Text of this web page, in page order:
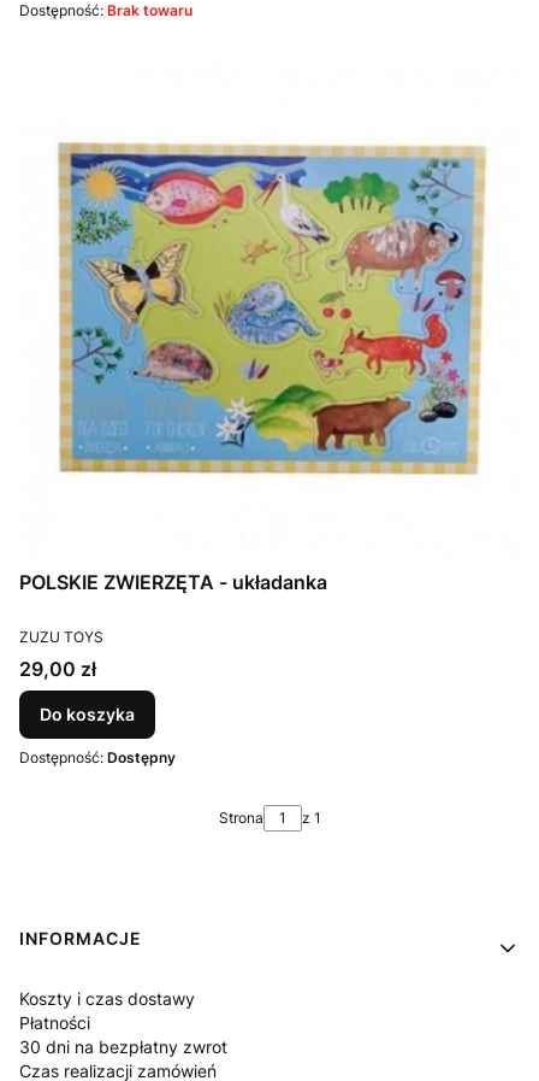
Dostępność: Brak towaru
POLSKIE ZWIERZĘTA - układanka
PRODUCENT
ZUZU TOYS
Cena
29,00 zł
Do koszyka
Dostępność: Dostępny
Strona z 1
Linki w stopce
INFORMACJE
Koszty i czas dostawy
Płatności
30 dni na bezpłatny zwrot
Czas realizacji zamówień